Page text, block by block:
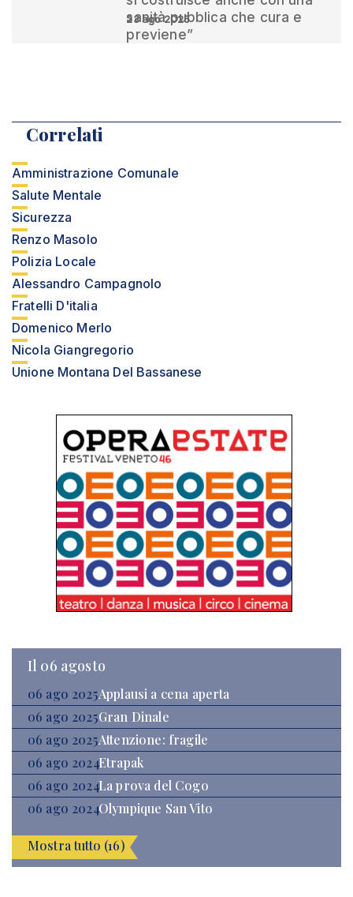
sanità pubblica che cura e
previene”
23 ago 2025
Correlati
Amministrazione Comunale
Salute Mentale
Sicurezza
Renzo Masolo
Polizia Locale
Alessandro Campagnolo
Fratelli D'italia
Domenico Merlo
Nicola Giangregorio
Unione Montana Del Bassanese
Il 06 agosto
06 ago 2025Applausi a cena aperta
06 ago 2025Gran Dinale
06 ago 2025Attenzione: fragile
06 ago 2024Etrapak
06 ago 2024La prova del Cogo
06 ago 2024Olympique San Vito
Mostra tutto (16)